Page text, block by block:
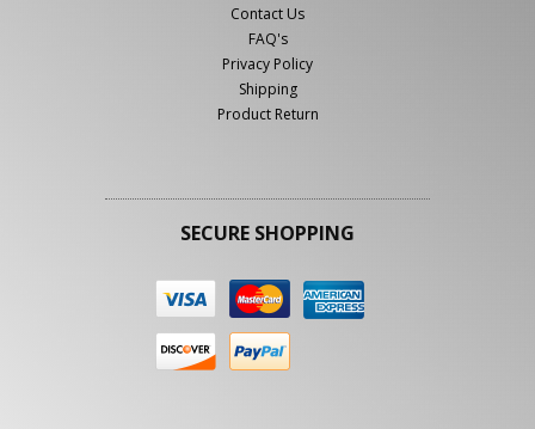
Contact Us
FAQ's
Privacy Policy
Shipping
Product Return
SECURE SHOPPING